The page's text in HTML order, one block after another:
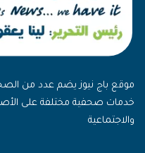
موقع باج نيوز يضم عدد من
خدمات صحفية مختلفة على
والاجتماعية